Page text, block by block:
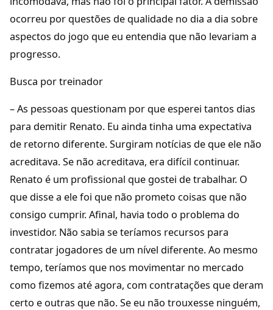
ocorreu por questões de qualidade no dia a dia sobre
aspectos do jogo que eu entendia que não levariam a
progresso.
Busca por treinador
– As pessoas questionam por que esperei tantos dias
para demitir Renato. Eu ainda tinha uma expectativa
de retorno diferente. Surgiram notícias de que ele não
acreditava. Se não acreditava, era difícil continuar.
Renato é um profissional que gostei de trabalhar. O
que disse a ele foi que não prometo coisas que não
consigo cumprir. Afinal, havia todo o problema do
investidor. Não sabia se teríamos recursos para
contratar jogadores de um nível diferente. Ao mesmo
tempo, teríamos que nos movimentar no mercado
como fizemos até agora, com contratações que deram
certo e outras que não. Se eu não trouxesse ninguém,